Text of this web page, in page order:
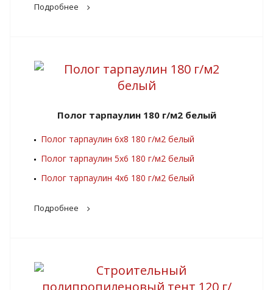
Подробнее
Полог тарпаулин 180 г/м2 белый
Полог тарпаулин 6х8 180 г/м2 белый
Полог тарпаулин 5х6 180 г/м2 белый
Полог тарпаулин 4х6 180 г/м2 белый
Подробнее